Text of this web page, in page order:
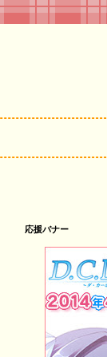
応援バナー